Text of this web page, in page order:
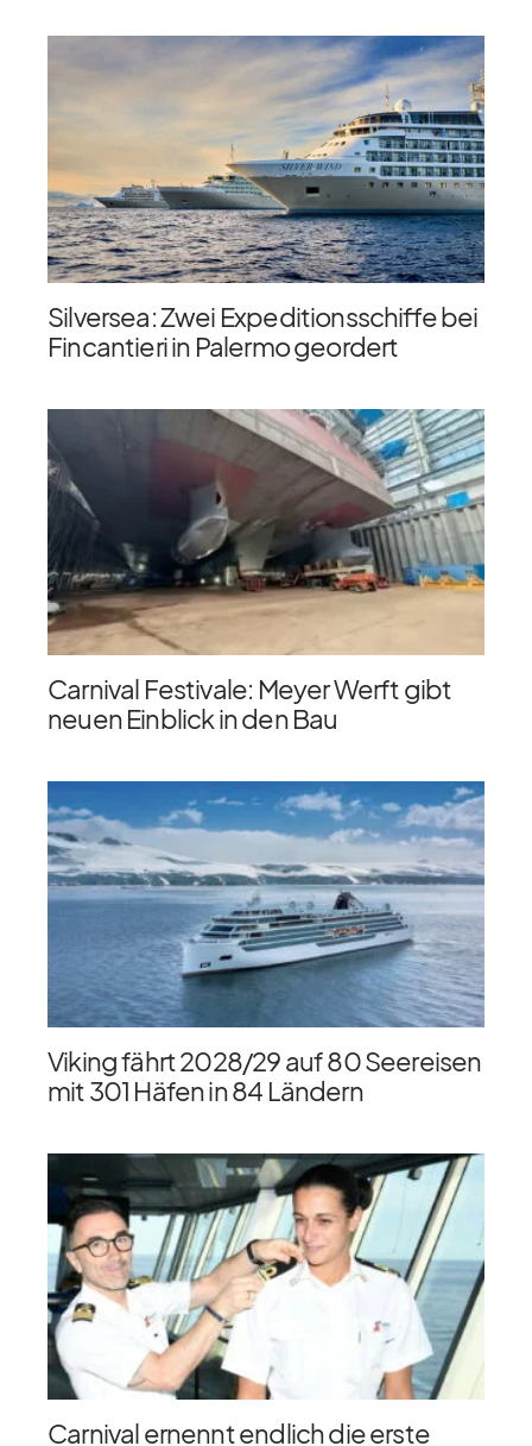
Silversea: Zwei Expeditionsschiffe bei
Fincantieri in Palermo geordert
Carnival Festivale: Meyer Werft gibt
neuen Einblick in den Bau
Viking fährt 2028/​29 auf 80 Seereisen
mit 301 Häfen in 84 Ländern
Carnival ernennt endlich die erste